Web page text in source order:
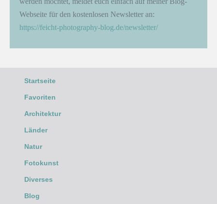
Webseite für den kostenlosen Newsletter an:
https://feicht-photography-blog.de/newsletter/
Startseite
Favoriten
Architektur
Länder
Natur
Fotokunst
Diverses
Blog